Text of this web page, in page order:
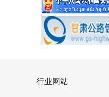
行业网站